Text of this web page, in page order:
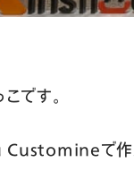
です。
で作成